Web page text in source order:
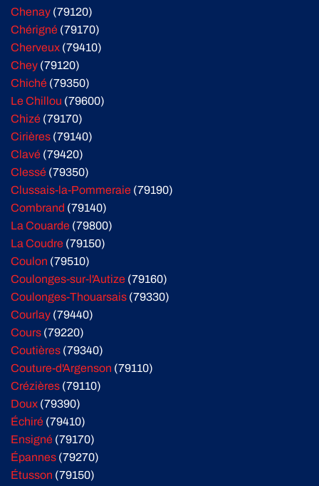
Chenay (79120)
Chérigné (79170)
Cherveux (79410)
Chey (79120)
Chiché (79350)
Le Chillou (79600)
Chizé (79170)
Cirières (79140)
Clavé (79420)
Clessé (79350)
Clussais-la-Pommeraie (79190)
Combrand (79140)
La Couarde (79800)
La Coudre (79150)
Coulon (79510)
Coulonges-sur-l'Autize (79160)
Coulonges-Thouarsais (79330)
Courlay (79440)
Cours (79220)
Coutières (79340)
Couture-d'Argenson (79110)
Crézières (79110)
Doux (79390)
Échiré (79410)
Ensigné (79170)
Épannes (79270)
Étusson (79150)